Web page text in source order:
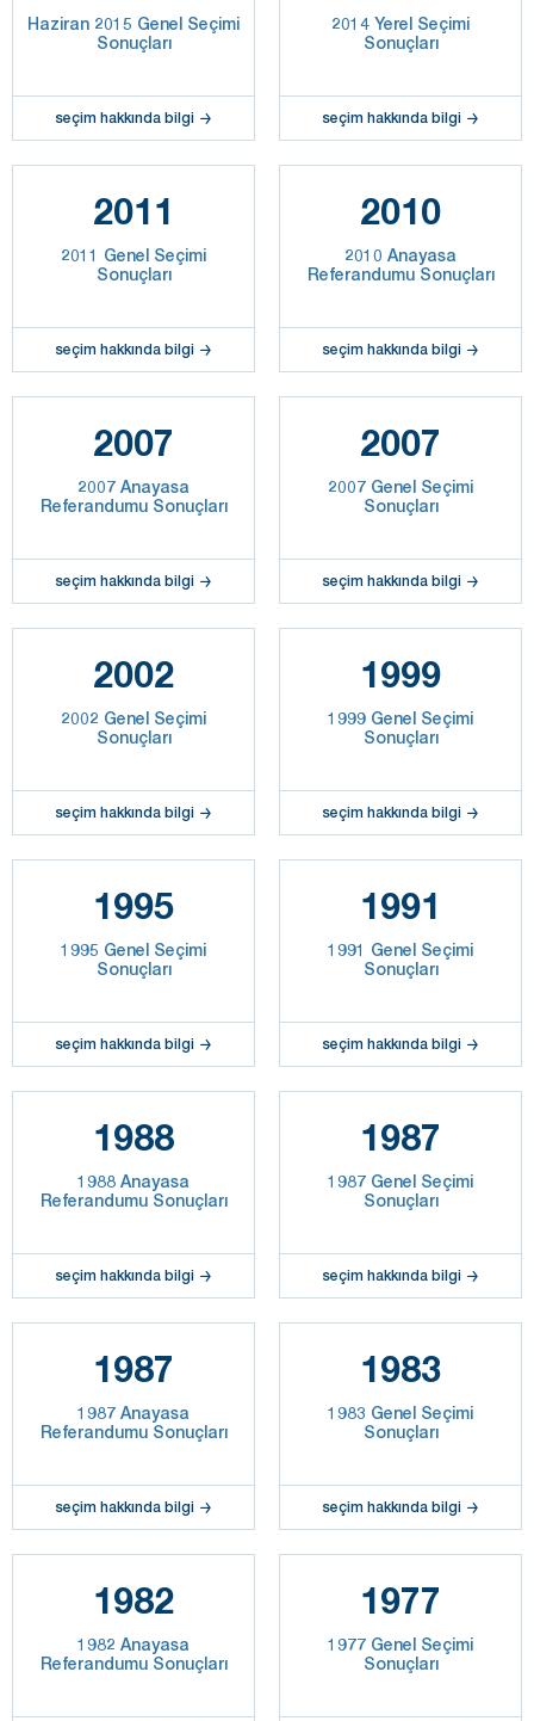
Haziran 2015 Genel Seçimi
Sonuçları
seçim hakkında bilgi
2014 Yerel Seçimi
Sonuçları
seçim hakkında bilgi
2011
2011 Genel Seçimi
Sonuçları
seçim hakkında bilgi
2010
2010 Anayasa
Referandumu Sonuçları
seçim hakkında bilgi
2007
2007 Anayasa
Referandumu Sonuçları
seçim hakkında bilgi
2007
2007 Genel Seçimi
Sonuçları
seçim hakkında bilgi
2002
2002 Genel Seçimi
Sonuçları
seçim hakkında bilgi
1999
1999 Genel Seçimi
Sonuçları
seçim hakkında bilgi
1995
1995 Genel Seçimi
Sonuçları
seçim hakkında bilgi
1991
1991 Genel Seçimi
Sonuçları
seçim hakkında bilgi
1988
1988 Anayasa
Referandumu Sonuçları
seçim hakkında bilgi
1987
1987 Genel Seçimi
Sonuçları
seçim hakkında bilgi
1987
1987 Anayasa
Referandumu Sonuçları
seçim hakkında bilgi
1983
1983 Genel Seçimi
Sonuçları
seçim hakkında bilgi
1982
1982 Anayasa
Referandumu Sonuçları
1977
1977 Genel Seçimi
Sonuçları